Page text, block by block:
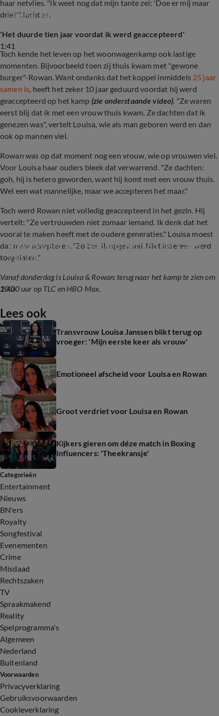
haar netvlies. "Ik weet nog dat mijn tante zei: 'Doe er mij maar
drie!'", lacht ze.
1:41
Louisa Janssen en Rowan handelden in dildo's
'Het duurde tien jaar voordat ik werd geaccepteerd'
Toch kende het leven op het woonwagenkamp ook lastige
momenten. Bijvoorbeeld toen zij thuis kwam met "gewone
burger"-Rowan. Want ondanks dat het koppel inmiddels 25 jaar
samen is, heeft het zeker 10 jaar geduurd voordat hij werd
geaccepteerd op het kamp (zie onderstaande video). "Ze waren
eerst blij dat ik met een vrouw thuis kwam. Ze dachten dat ik
genezen was", vertelt Louisa, wie als man geboren werd en dan
ook op mannen viel.
Rowan was op dat moment nog een vrouw, wie op vrouwen viel.
Voor Louisa haar ouders bleek dat verwarrend. "Ze dachten:
goh, hij is hetero geworden, want hij komt met een vrouw thuis.
Wel een wat mannelijke, maar we accepteren het maar."
Toch werd Rowan niet volledig geaccepteerd in het gezin. Hij
vertelt: "Ze vertrouwden niet zomaar iemand. Ik denk dat het
vooral te maken heeft met de oudere generaties." Louisa moest
dat maar accepteren. "Zo ben ik opgevoed. Niet iedereen werd
toegelaten."
1:40
Rowan werd niet geaccepteerd op het kamp
van Louisa Janssen
Vanaf donderdag is Louisa & Rowan: terug naar het kamp te zien om
20.30 uur op TLC en HBO Max.
Lees ook
Transvrouw Louisa Janssen blikt terug op
vroeger: 'Mijn eerste keer als vrouw'
Emotioneel afscheid voor Louisa en Rowan
Groot verdriet voor Louisa en Rowan
Kijkers gieren om déze match in Boxing
Influencers: 'Theekransje'
Categorieën
Entertainment
Nieuws
BN'ers
Royalty
Songfestival
Evenementen
Crime
Misdaad
Rechtszaken
TV
Spraakmakend
Reality
Spelprogramma's
Algemeen
Nederland
Buitenland
Voorwaarden
Privacyverklaring
Gebruiksvoorwaarden
Cookieverklaring